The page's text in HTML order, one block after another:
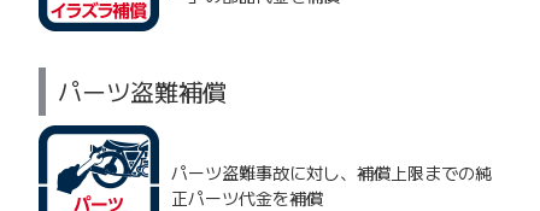
パーツ盗難補償
パーツ盗難事故に対し、補償上限までの純
正パーツ代金を補償